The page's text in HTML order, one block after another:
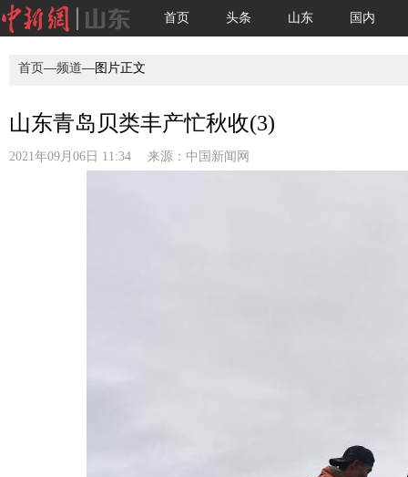
首页 头条 山东 国内
首页—频道—图片正文
山东青岛贝类丰产忙秋收(3)
2021年09月06日 11:34 来源： 中国新闻网